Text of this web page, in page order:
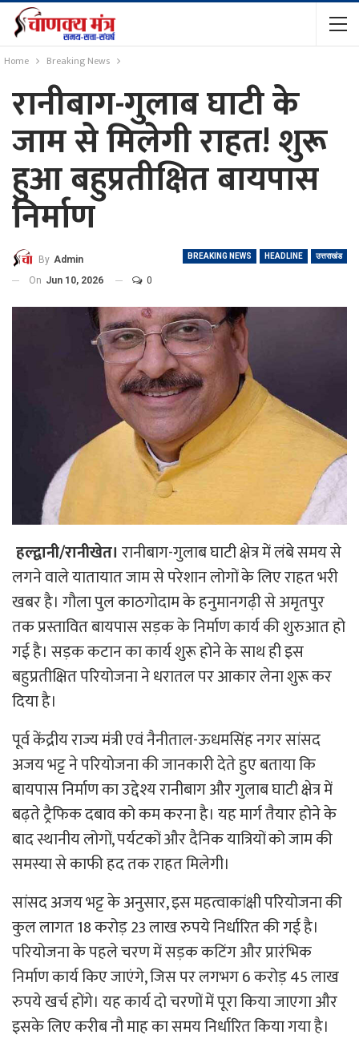
Home Breaking News
रानीबाग-गुलाब घाटी के
जाम से मिलेगी राहत! शुरू
हुआ बहुप्रतीक्षित बायपास
निर्माण
BREAKING NEWS HEADLINE उत्तराखंड
By Admin
On Jun 10, 2026 0
हल्द्वानी/रानीखेत। रानीबाग-गुलाब घाटी क्षेत्र में लंबे समय से
लगने वाले यातायात जाम से परेशान लोगों के लिए राहत भरी
खबर है। गौला पुल काठगोदाम के हनुमानगढ़ी से अमृतपुर
तक प्रस्तावित बायपास सड़क के निर्माण कार्य की शुरुआत हो
गई है। सड़क कटान का कार्य शुरू होने के साथ ही इस
बहुप्रतीक्षित परियोजना ने धरातल पर आकार लेना शुरू कर
दिया है।
पूर्व केंद्रीय राज्य मंत्री एवं नैनीताल-ऊधमसिंह नगर सांसद
अजय भट्ट ने परियोजना की जानकारी देते हुए बताया कि
बायपास निर्माण का उद्देश्य रानीबाग और गुलाब घाटी क्षेत्र में
बढ़ते ट्रैफिक दबाव को कम करना है। यह मार्ग तैयार होने के
बाद स्थानीय लोगों, पर्यटकों और दैनिक यात्रियों को जाम की
समस्या से काफी हद तक राहत मिलेगी।
सांसद अजय भट्ट के अनुसार, इस महत्वाकांक्षी परियोजना की
कुल लागत 18 करोड़ 23 लाख रुपये निर्धारित की गई है।
परियोजना के पहले चरण में सड़क कटिंग और प्रारंभिक
निर्माण कार्य किए जाएंगे, जिस पर लगभग 6 करोड़ 45 लाख
रुपये खर्च होंगे। यह कार्य दो चरणों में पूरा किया जाएगा और
इसके लिए करीब नौ माह का समय निर्धारित किया गया है।